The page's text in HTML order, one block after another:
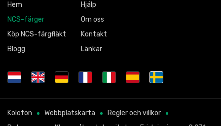
Hem
NCS-färger
Köp NCS-färgfläkt
Blogg
Hjälp
Om oss
Kontakt
Länkar
Kolofon Webbplatskarta
Regler och villkor